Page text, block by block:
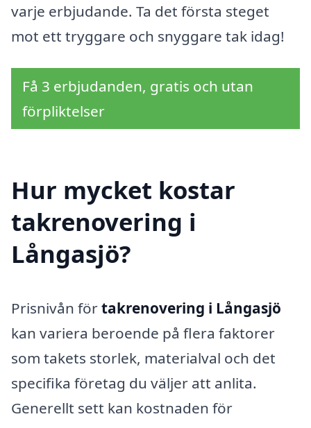
varje erbjudande. Ta det första steget
mot ett tryggare och snyggare tak idag!
Få 3 erbjudanden, gratis och utan
förpliktelser
Hur mycket kostar
takrenovering i
Långasjö?
Prisnivån förtakrenovering i Långasjö
kan variera beroende på flera faktorer
som takets storlek, materialval och det
specifika företag du väljer att anlita.
Generellt sett kan kostnaden för